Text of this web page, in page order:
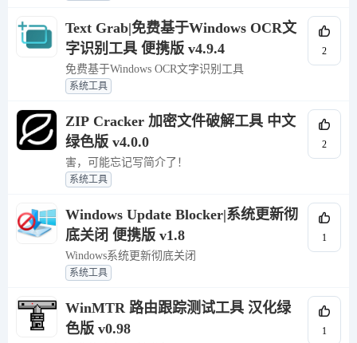
Text Grab|免费基于Windows OCR文
字识别工具 便携版 v4.9.4
免费基于Windows OCR文字识别工具
系统工具
2
ZIP Cracker 加密文件破解工具 中文
绿色版 v4.0.0
害，可能忘记写简介了！
系统工具
2
Windows Update Blocker|系统更新彻
底关闭 便携版 v1.8
Windows系统更新彻底关闭
系统工具
1
WinMTR 路由跟踪测试工具 汉化绿
色版 v0.98
1